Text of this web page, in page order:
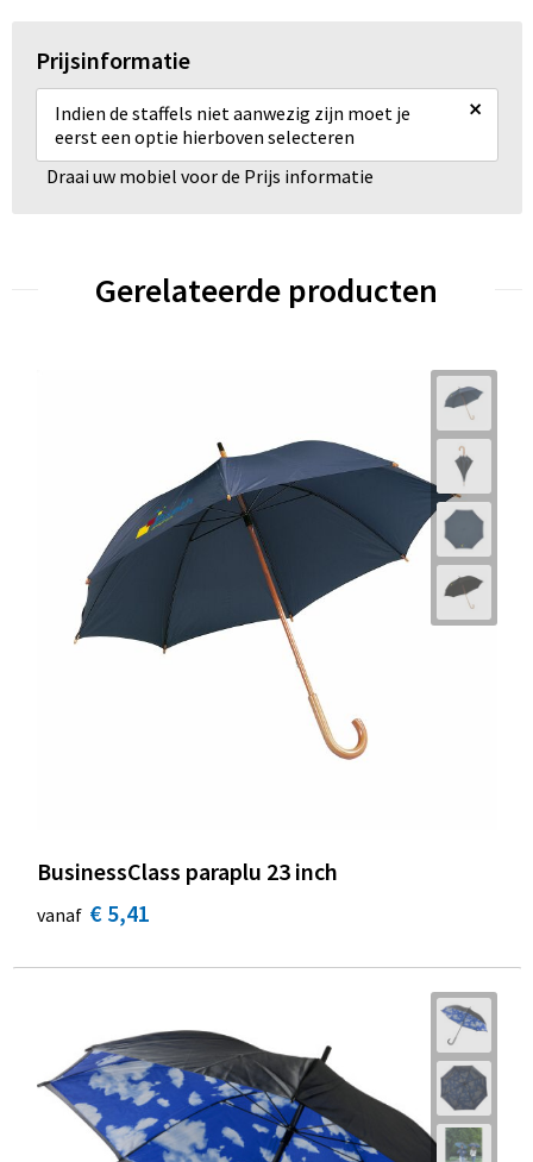
Prijsinformatie
Indien de staffels niet aanwezig zijn moet je
eerst een optie hierboven selecteren
×
Draai uw mobiel voor de Prijs informatie
Gerelateerde producten
BusinessClass paraplu 23 inch
vanaf € 5,41